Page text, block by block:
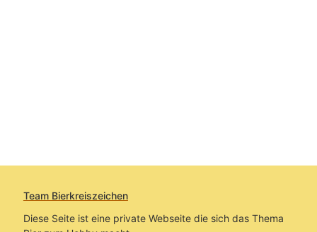
Team Bierkreiszeichen
Diese Seite ist eine private Webseite die sich das Thema